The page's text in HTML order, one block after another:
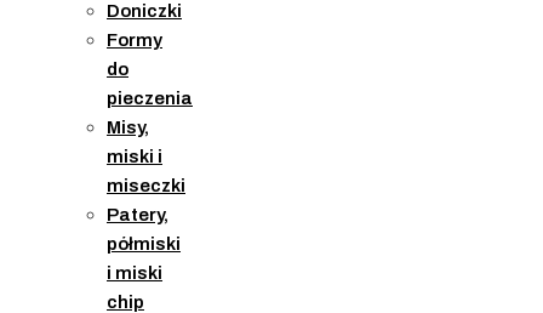
Doniczki
Formy
do
pieczenia
Misy,
miski i
miseczki
Patery,
półmiski
i miski
chip